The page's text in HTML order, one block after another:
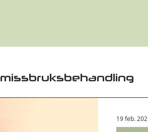
missbruksbehandling
19 feb.